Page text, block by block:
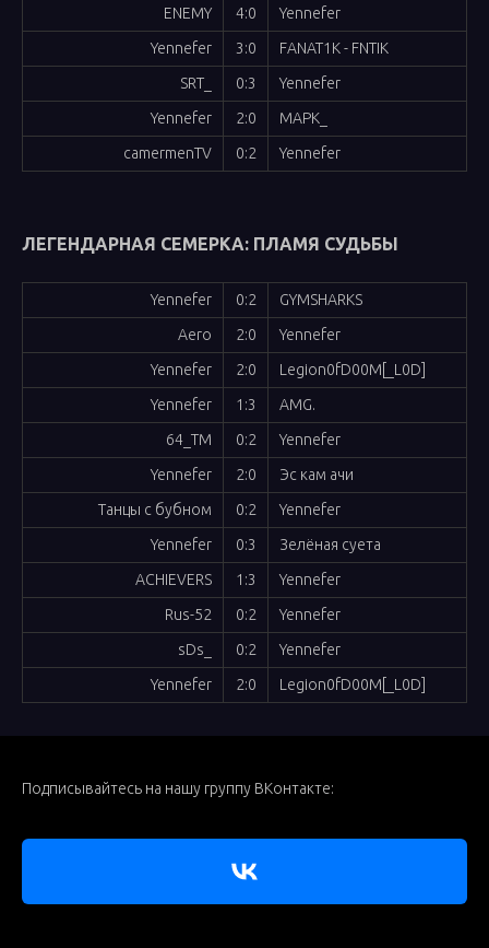
ENEMY 4:0
Yennefer
Yennefer
3:0
FANAT1K - FNTIK
SRT_
0:3
Yennefer
Yennefer
2:0
MAPK_
camermenTV
0:2 Yennefer
ЛЕГЕНДАРНАЯ СЕМЕРКА: ПЛАМЯ СУДЬБЫ
Yennefer 0:2
GYMSHARKS
Aero
2:0
Yennefer
Yennefer
2:0
Legion0fD00M[_L0D]
Yennefer
1:3
AMG.
64_TM
0:2
Yennefer
Yennefer
2:0
Эс кам ачи
Танцы с бубном
0:2
Yennefer
Yennefer
0:3
Зелёная суета
ACHIEVERS
1:3
Yennefer
Rus-52
0:2
Yennefer
sDs_
0:2
Yennefer
Yennefer
2:0 Legion0fD00M[_L0D]
Подписывайтесь на нашу группу ВКонтакте: